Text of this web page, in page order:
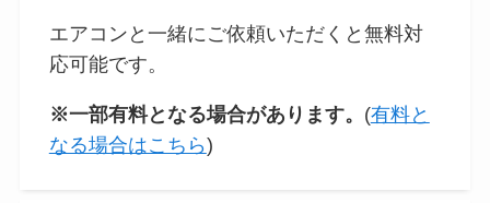
エアコンと一緒にご依頼いただくと無料対
応可能です。
※一部有料となる場合があります。 (有料と
なる場合はこちら)